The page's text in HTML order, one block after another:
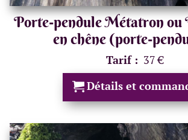
Porte-pendule Métatron ou
en chêne (porte-
Tarif : 37 €
Détails et